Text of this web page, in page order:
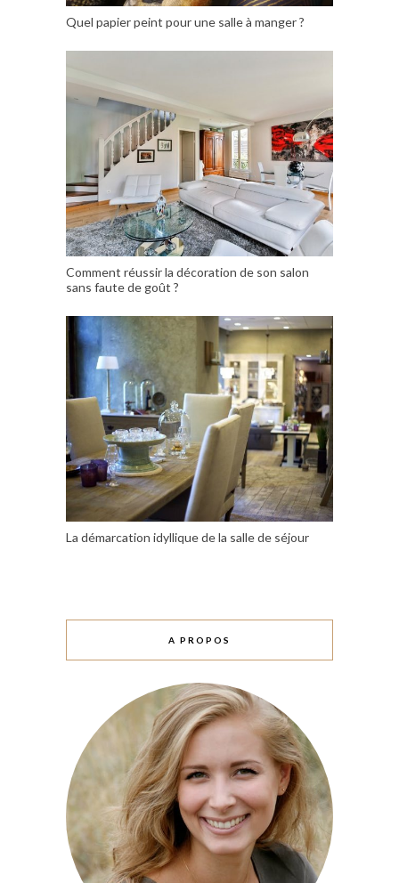
Quel papier peint pour une salle à manger ?
Comment réussir la décoration de son salon
sans faute de goût ?
La démarcation idyllique de la salle de séjour
A PROPOS